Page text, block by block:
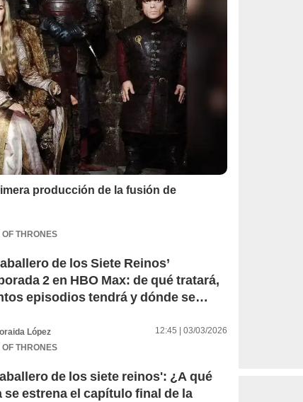
producción de la fusión de
THRONES
de los Siete Reinos’
2 en HBO Max: de qué tratará,
episodios tendrá y dónde se
de tronos’
López
12:45 | 03/03/2026
THRONES
de los siete reinos': ¿A qué
se estrena el capítulo final de la